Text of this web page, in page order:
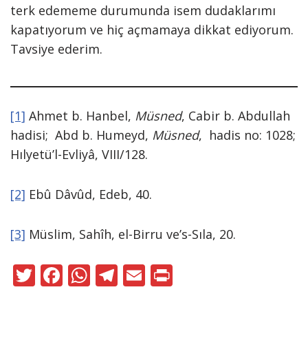
terk edememe durumunda isem dudaklarımı
kapatıyorum ve hiç açmamaya dikkat ediyorum.
Tavsiye ederim.
[1] Ahmet b. Hanbel, Müsned, Cabir b. Abdullah
hadisi; Abd b. Humeyd, Müsned, hadis no: 1028;
Hılyetü’l-Evliyâ, VIII/128.
[2] Ebû Dâvûd, Edeb, 40.
[3] Müslim, Sahîh, el-Birru ve’s-Sıla, 20.
T F W T E